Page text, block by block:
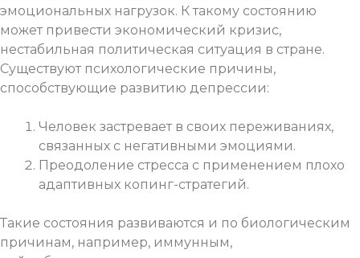
эмоциональных нагрузок. К такому состоянию
может привести экономический кризис,
нестабильная политическая ситуация в стране.
Существуют психологические причины,
способствующие развитию депрессии:
Человек застревает в своих переживаниях,
связанных с негативными эмоциями.
Преодоление стресса с применением плохо
адаптивных копинг-стратегий.
Такие состояния развиваются и по биологическим
причинам, например, иммунным,